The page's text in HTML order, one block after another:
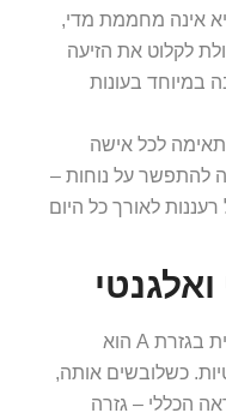
אינה מחממת מדי,
לקלוט את הזיעה
במיוחד בעונות
לכל אישה
להתפשר על נוחות –
לאורך כל היום
העיצוב של שמלת המיני כותנה קייצית בגזרת A הוא
כשלובשים אותה,
הכללי – גזרה